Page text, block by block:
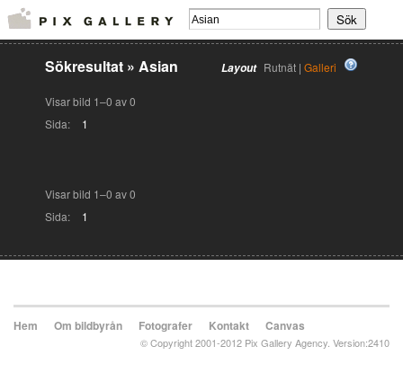
Layout Rutnät | Galleri
Sökresultat » Asian
Visar bild 1–0 av 0
Sida:
1
Visar bild 1–0 av 0
Sida:
1
Hem Om bildbyrån Fotografer Kontakt Canvas
© Copyright 2001-2012 Pix Gallery Agency. Version:2410